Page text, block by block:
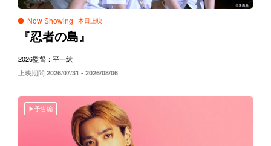
Now Showing
『忍者の島』
2026監督：平一紘
上映期間 2026/07/31 - 2026/08/06
予告編